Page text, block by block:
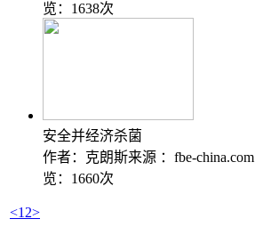
览：1638次
安全并经济杀菌
作者：克朗斯来源 ：fbe-china.com
览：1660次
<1 2>